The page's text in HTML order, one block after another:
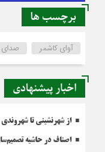
برچسب ها
آوای کاشمر صدای
اخبار پیشنهادی
از شهرنشینی تا شهروندی
اصناف در حاشیه